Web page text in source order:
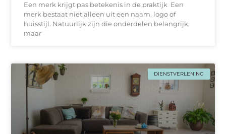
Een merk krijgt pas betekenis in de praktijk Een
merk bestaat niet alleen uit een naam, logo of
huisstijl. Natuurlijk zijn die onderdelen belangrijk,
maar
DIENSTVERLENING